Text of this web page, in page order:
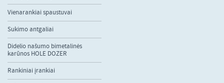
Vienarankiai spaustuvai
Sukimo antgaliai
Didelio našumo bimetalinės
karūnos HOLE DOZER
Rankiniai įrankiai